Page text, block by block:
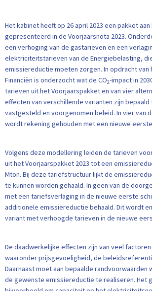
Het kabinet heeft op 26 april 2023 een pakket
gepresenteerd in de Voorjaarsnota 2023.
een verhoging van de gastarieven en een
elektriciteitstarieven van de Energiebelasting,
emissiereductie moeten zorgen. In opdracht van
Financiën is onderzocht wat de CO2-impact in
tarieven uit het Voorjaarspakket en van vier
effecten van verschillende varianten zijn
vastgesteld en voorgenomen beleid. In vier van
wordt rekening gehouden met een nieuwe
Volgens deze modellering leiden de tarieven
uit het Voorjaarspakket 2023 tot een
Mton. Bij deze tariefstructuur lijkt de
te kunnen worden gehaald. In geen van de
met een tariefsverlaging in de nieuwe eerste
additionele emissiereductie behaald. Dit wordt
variant met verhoogde tarieven in de nieuwe
De daadwerkelijke effecten zijn van veel
waaronder prijsgevoeligheid, de
Daarnaast moet aan bepaalde randvoorwaarden
de gewenste emissiereductie te realiseren. Het